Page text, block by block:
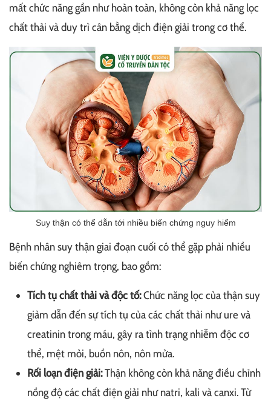
mất chức năng gần như hoàn toàn, không còn khả năng lọc
chất thải và duy trì cân bằng dịch điện giải trong cơ thể.
Suy thận có thể dẫn tới nhiều biến chứng nguy hiểm
Bệnh nhân suy thận giai đoạn cuối có thể gặp phải nhiều
biến chứng nghiêm trọng, bao gồm:
Tích tụ chất thải và độc tố:Chức năng lọc của thận suy
giảm dẫn đến sự tích tụ của các chất thải như ure và
creatinin trong máu, gây ra tình trạng nhiễm độc cơ
thể, mệt mỏi, buồn nôn, nôn mửa.
Rối loạn điện giải:Thận không còn khả năng điều chỉnh
nồng độ các chất điện giải như natri, kali và canxi. Từ